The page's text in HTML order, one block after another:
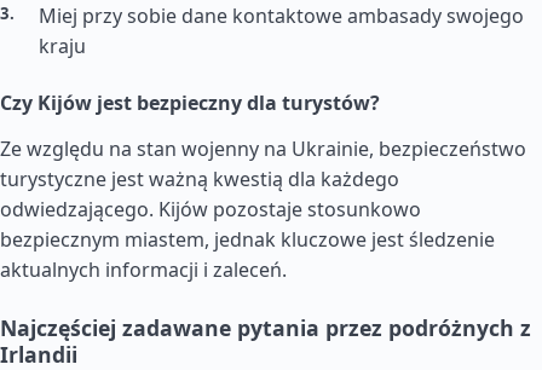
Miej przy sobie dane kontaktowe ambasady swojego
kraju
Czy Kijów jest bezpieczny dla turystów?
Ze względu na stan wojenny na Ukrainie, bezpieczeństwo
turystyczne jest ważną kwestią dla każdego
odwiedzającego. Kijów pozostaje stosunkowo
bezpiecznym miastem, jednak kluczowe jest śledzenie
aktualnych informacji i zaleceń.
Najczęściej zadawane pytania przez podróżnych z
Irlandii